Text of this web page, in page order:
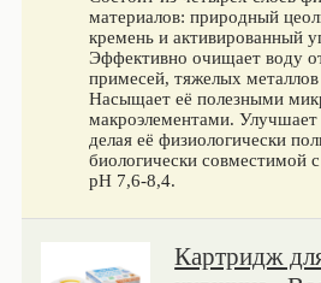
материалов: природный
кремень и активированный
Эффективно очищает воду
примесей, тяжелых металлов
Насыщает её полезными
макроэлементами. Улучшает
делая её физиологически
биологически совместимой
pH 7,6-8,4.
Картридж